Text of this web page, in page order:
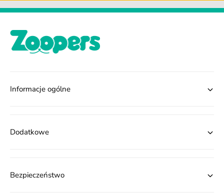
Informacje ogólne
Dodatkowe
Bezpieczeństwo